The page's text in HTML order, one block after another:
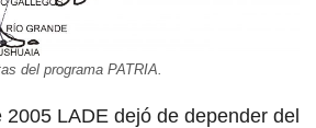
del programa PATRIA.
2005 LADE dejó de depender del